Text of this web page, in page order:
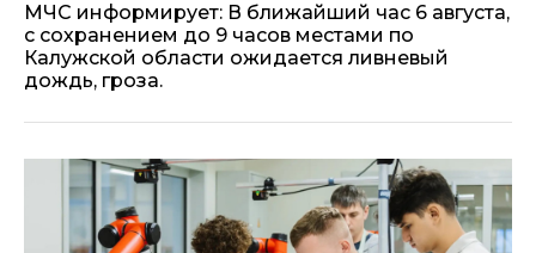
МЧС информирует: В ближайший час 6 августа,
с сохранением до 9 часов местами по
Калужской области ожидается ливневый
дождь, гроза.